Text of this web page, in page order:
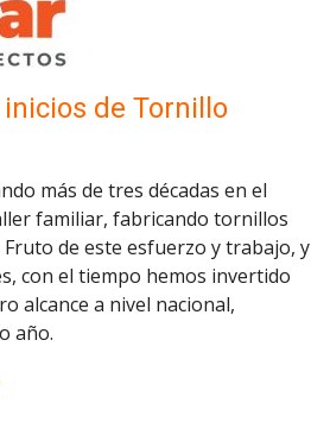
de Tornillo
más de tres décadas en el
familiar, fabricando tornillos
de este esfuerzo y trabajo, y
con el tiempo hemos invertido
alcance a nivel nacional,
año.